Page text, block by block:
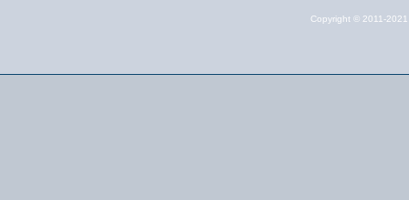
Copyright © 2011-